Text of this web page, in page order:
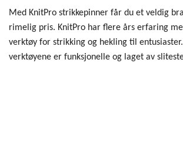
Med KnitPro strikkepinner får du et veldig
rimelig pris. KnitPro har flere års erfaring
verktøy for strikking og hekling til
verktøyene er funksjonelle og laget av